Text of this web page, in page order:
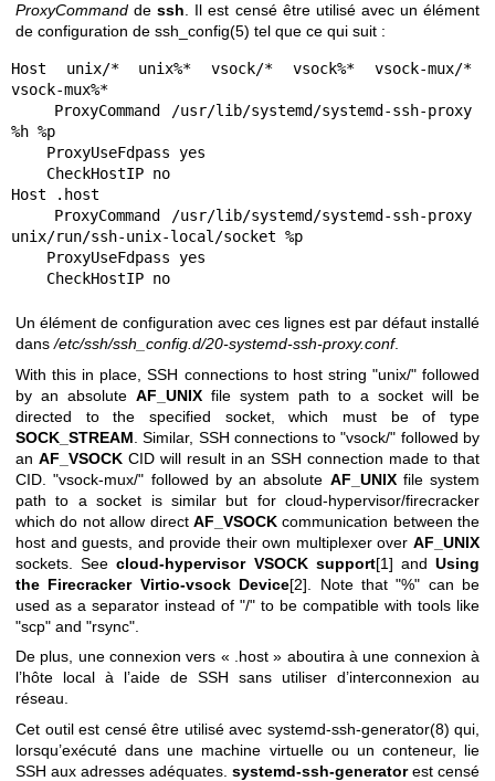
ProxyCommand dessh . Il est censé être utilisé avec un élément
de configuration de ssh_config(5) tel que ce qui suit :
Host unix/* unix%* vsock/* vsock%* vsock-mux/*
vsock-mux%*
%h %p
Host .host
unix/run/ssh-unix-local/socket %p
    CheckHostIP no
Un élément de configuration avec ces lignes est par défaut installé
dans/etc/ssh/ssh_config.d/20-systemd-ssh-proxy.conf.
With this in place, SSH connections to host string "unix/" followed
by an absolute AF_UNIX file system path to a socket will be
directed to the specified socket, which must be of type
SOCK_STREAM . Similar, SSH connections to "vsock/" followed by
an AF_VSOCKCID will result in an SSH connection made to that
CID. "vsock-mux/" followed by an absolute AF_UNIXfile system
path to a socket is similar but for cloud-hypervisor/firecracker
which do not allow direct AF_VSOCKcommunication between the
host and guests, and provide their own multiplexer over AF_UNIX
sockets. Seecloud-hypervisor VSOCK support[1] andUsing
the Firecracker Virtio-vsock Device[2]. Note that "%" can be
used as a separator instead of "/" to be compatible with tools like
"scp" and "rsync".
De plus, une connexion vers « .host » aboutira à une connexion à
l’hôte local à l’aide de SSH sans utiliser d’interconnexion au
réseau.
Cet outil est censé être utilisé avec systemd-ssh-generator(8) qui,
lorsqu’exécuté dans une machine virtuelle ou un conteneur, lie
SSH aux adresses adéquates. systemd-ssh-generatorest censé